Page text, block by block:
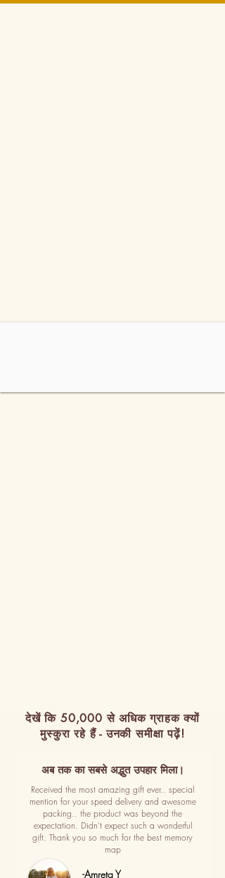
देखें कि 50,000 से अधिक ग्राहक क्यों
मुस्कुरा रहे हैं - उनकी समीक्षा पढ़ें!
अब तक का सबसे अद्भुत उपहार मिला।
Received the most amazing gift ever.. special
mention for your speed delivery and awesome
packing.. the product was beyond the
expectation. Didn't expect such a wonderful
gift. Thank you so much for the best memory
map
-Amreta Y